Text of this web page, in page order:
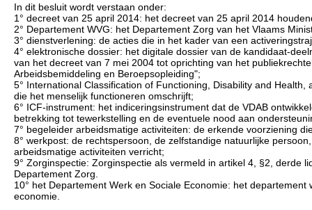
In dit besluit wordt verstaan onder:
1° decreet van 25 april 2014: het decreet van 25 april 2014
2° Departement WVG: het Departement Zorg van het Vlaams
3° dienstverlening: de acties die in het kader van een
4° elektronische dossier: het digitale dossier van de kandidaat-
van het decreet van 7 mei 2004 tot oprichting van het
Arbeidsbemiddeling en Beroepsopleiding";
5° International Classification of Functioning, Disability and
die het menselijk functioneren omschrijft;
6° ICF-instrument: het indiceringsinstrument dat de VDAB
betrekking tot tewerkstelling en de eventuele nood aan
7° begeleider arbeidsmatige activiteiten: de erkende voorziening
8° werkpost: de rechtspersoon, de zelfstandige natuurlijke
arbeidsmatige activiteiten verricht;
9° Zorginspectie: Zorginspectie als vermeld in artikel 4, §2, derde
Departement Zorg.
10° het Departement Werk en Sociale Economie: het
economie.